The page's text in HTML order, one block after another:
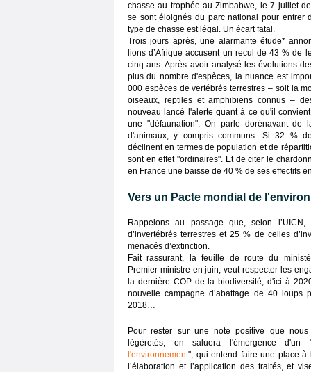
chasse au trophée au Zimbabwe, le 7 juillet
se sont éloignés du parc national pour entrer
type de chasse est légal. Un écart fatal.
Trois jours après, une alarmante étude*
lions d’Afrique accusent un recul de 43 % de
cinq ans. Après avoir analysé les évolutions
plus du nombre d'espèces, la nuance est
000 espèces de vertébrés terrestres – soit la
oiseaux, reptiles et amphibiens connus –
nouveau lancé l'alerte quant à ce qu'il
une "défaunation". On parle dorénavant de
d'animaux, y compris communs. Si 32 %
déclinent en termes de population et de
sont en effet "ordinaires". Et de citer le
en France une baisse de 40 % de ses effectifs
Vers un Pacte mondial de
Rappelons au passage que, selon
d’invertébrés terrestres et 25 % de celles
menacés d’extinction.
Fait rassurant, la feuille de route du
Premier ministre en juin, veut respecter les
la dernière COP de la biodiversité, d'ici à
nouvelle campagne d’abattage de 40 loups
2018…
Pour rester sur une note positive que
légèretés, on saluera l'émergence d'un
l'environnement", qui entend faire une place à
l’élaboration et l’application des traités, et